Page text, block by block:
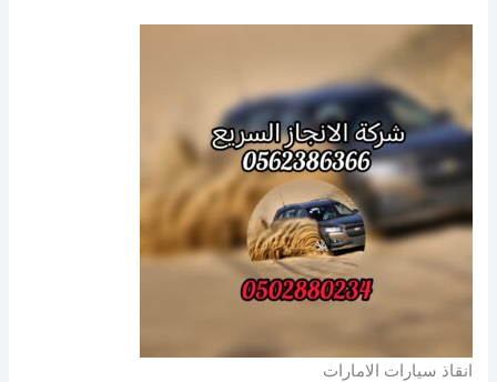
انقاذ سيارات الامارات